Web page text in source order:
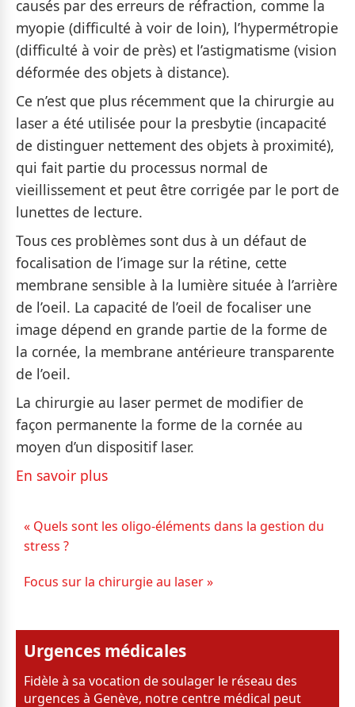
causés par des erreurs de réfraction, comme la
myopie (difficulté à voir de loin), l’hypermétropie
(difficulté à voir de près) et l’astigmatisme (vision
déformée des objets à distance).
Ce n’est que plus récemment que la chirurgie au
laser a été utilisée pour la presbytie (incapacité
de distinguer nettement des objets à proximité),
qui fait partie du processus normal de
vieillissement et peut être corrigée par le port de
lunettes de lecture.
Tous ces problèmes sont dus à un défaut de
focalisation de l’image sur la rétine, cette
membrane sensible à la lumière située à l’arrière
de l’oeil. La capacité de l’oeil de focaliser une
image dépend en grande partie de la forme de
la cornée, la membrane antérieure transparente
de l’oeil.
La chirurgie au laser permet de modifier de
façon permanente la forme de la cornée au
moyen d’un dispositif laser.
En savoir plus
« Quels sont les oligo-éléments dans la gestion du
stress ?
Focus sur la chirurgie au laser »
Urgences médicales
Fidèle à sa vocation de soulager le réseau des
urgences à Genève, notre centre médical peut